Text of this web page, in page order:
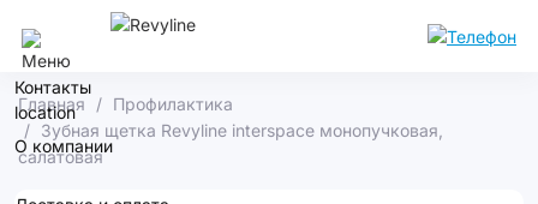
Контакты
О компании
Главная
Профилактика
Зубная щетка Revyline interspace монопучковая,
салатовая